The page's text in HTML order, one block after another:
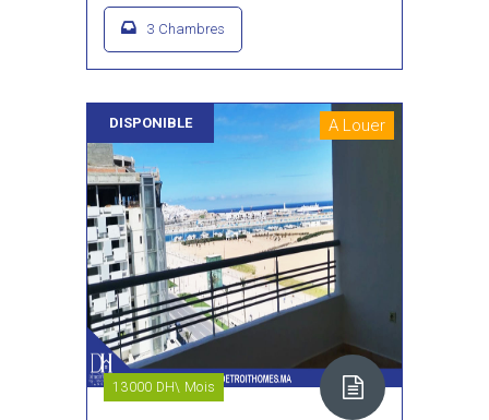
3 Chambres
DISPONIBLE A Louer
13000 DH\ Mois